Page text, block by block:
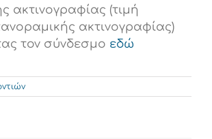
ακτινογραφίας (τιμή
ακτινογραφίας)
τον σύνδεσμο εδώ